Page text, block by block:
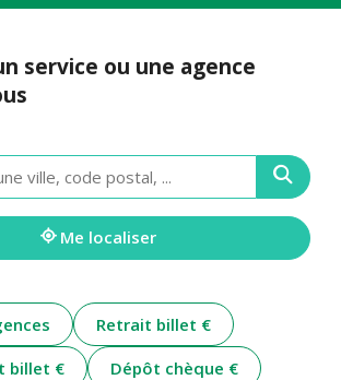
service ou une agence
Me localiser
Retrait billet €
billet €
Dépôt chèque €